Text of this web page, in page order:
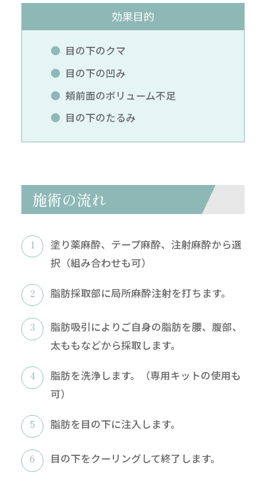
効果目的
目の下のクマ
目の下の凹み
頬前面のボリューム不足
目の下のたるみ
施術の流れ
塗り薬麻酔、テープ麻酔、注射麻酔から選
択（組み合わせも可）
脂肪採取部に局所麻酔注射を打ちます。
脂肪吸引によりご自身の脂肪を腰、腹部、
太ももなどから採取します。
脂肪を洗浄します。（専用キットの使用も
可）
脂肪を目の下に注入します。
目の下をクーリングして終了します。